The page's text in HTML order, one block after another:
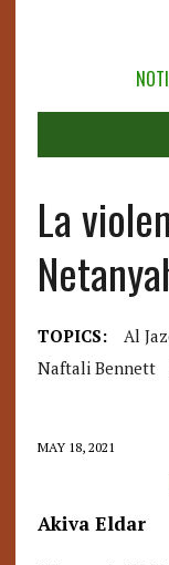
La
TOPICS: Al
Naftali Bennett
MAY 18, 2021
Akiva Eldar